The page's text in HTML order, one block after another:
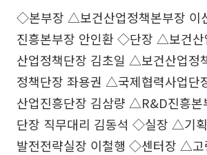
◇본부장 △보건산업정책본부장 이
진흥본부장 안인환 ◇단장 △보건산
산업정책단장 김초일 △보건산업정
정책단장 좌용권 △국제협력사업단
산업진흥단장 김삼량 △R&D진흥본
단장 직무대리 김동석 ◇실장 △기
발전전략실장 이철행 ◇센터장 △고